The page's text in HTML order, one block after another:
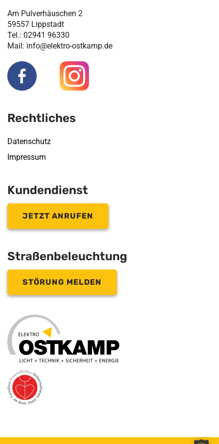
Am Pulverhäuschen 2
59557 Lippstadt
Tel.: 02941 96330
Mail: info@elektro-ostkamp.de
Rechtliches
Datenschutz
Impressum
Kundendienst
JETZT ANRUFEN
Straßenbeleuchtung
STÖRUNG MELDEN